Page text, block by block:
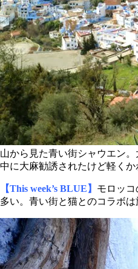
山から見た青い街シャウエン
中に大麻勧誘されたけど軽くか
【This week’s BLUE】 モロッ
多い。青い街と猫とのコラボは